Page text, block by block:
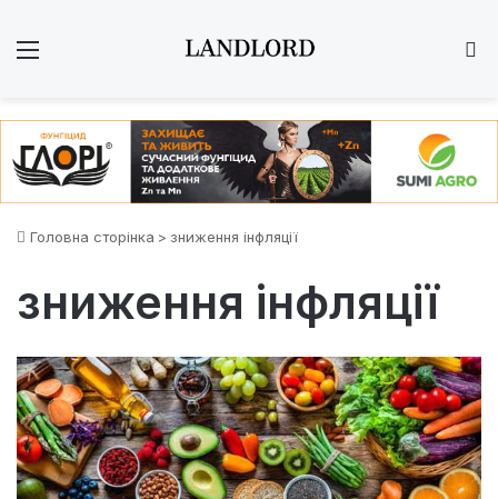
Головна сторінка > зниження інфляції
зниження інфляції